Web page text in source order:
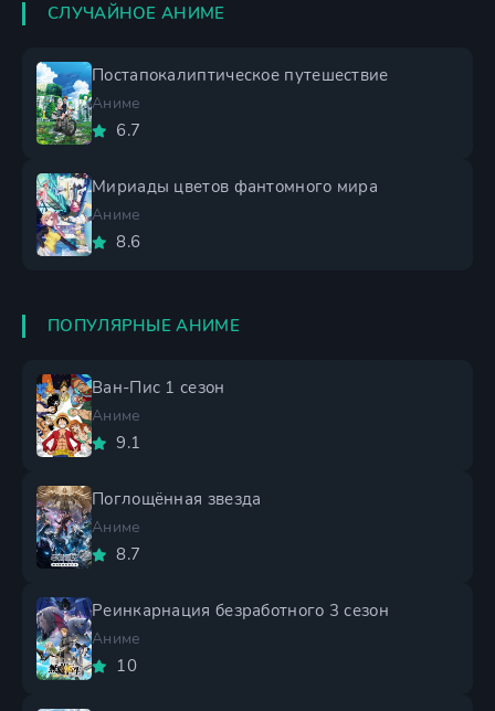
СЛУЧАЙНОЕ АНИМЕ
Постапокалиптическое путешествие
Аниме
6.7
Мириады цветов фантомного мира
Аниме
8.6
ПОПУЛЯРНЫЕ АНИМЕ
Ван-Пис 1 сезон
Аниме
9.1
Поглощённая звезда
Аниме
8.7
Реинкарнация безработного 3 сезон
Аниме
10